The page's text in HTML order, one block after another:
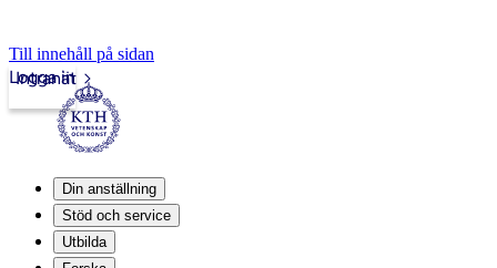
Till innehåll på sidan
Intranät
Logga in
Din anställning
Stöd och service
Utbilda